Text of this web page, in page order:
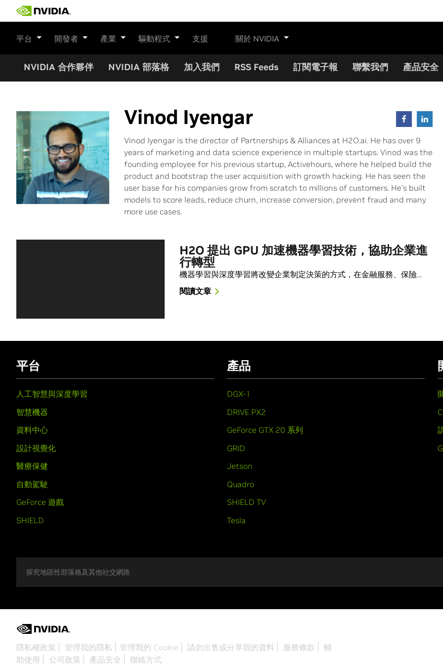
平台 開發者 產業 驅動程式 支援 關於 NVIDIA
NVIDIA 合作夥伴 NVIDIA 部落格 加入我們 RSS Feeds 訂閱電子報 聯繫我們 產品安全
Vinod Iyengar
Vinod Iyengar is the director of Partnerships & Alliances at H2O.ai. He has over 9
years of marketing and data science experience in multiple startups. Vinod was the
founding employee for his previous startup, Activehours, where he helped build the
product and bootstrap the user acquisition with growth hacking. He has seen the
user base for his companies grow from scratch to millions of customers. He’s built
models to score leads, reduce churn, increase conversion, prevent fraud and many
more use cases.
H2O 提出 GPU 加速機器學習技術，協助企業進
行轉型
機器學習與深度學習將改變企業制定決策的方式，在金融服務、保險…
閱讀文章
平台
人工智慧與深度學習
智慧機器
資料中心
設計視覺化
醫療保健
自動駕駛
GeForce 遊戲
SHIELD
產品
DGX-1
DRIVE PX2
GeForce GTX 20 系列
GRID
Jetson
Quadro
SHIELD TV
Tesla
探究地區性部落格及其他社交網路
隱私權政策 管理我的隱私 管理我的 Cookie 請勿出售或分享我的資料 服務條款
輔
助使用
公司政策 產品安全 聯絡方式